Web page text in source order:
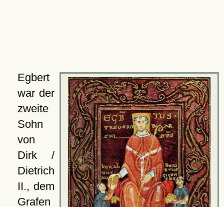
Egbert
war der
zweite
Sohn
von
Dirk /
Dietrich
II., dem
Grafen